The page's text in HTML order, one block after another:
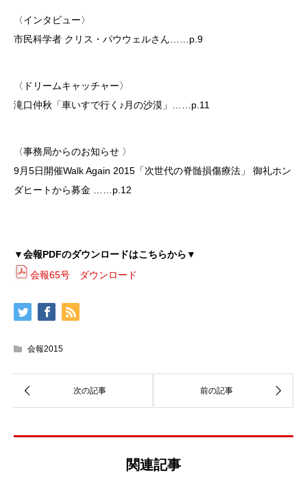
〈インタビュー〉
市民科学者 クリス・パウウェルさん……p.9
〈ドリームキャッチャー〉
滝口仲秋「車いすで行く♪月の沙漠」……p.11
〈事務局からのお知らせ 〉
9月5日開催Walk Again 2015「次世代の脊髄損傷療法」 御礼ホン
ダヒートから募金 ……p.12
▼会報PDFのダウンロードはこちらから▼
会報65号 ダウンロード
会報2015
関連記事